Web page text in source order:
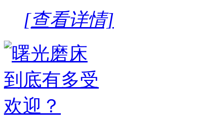
[查看详情]